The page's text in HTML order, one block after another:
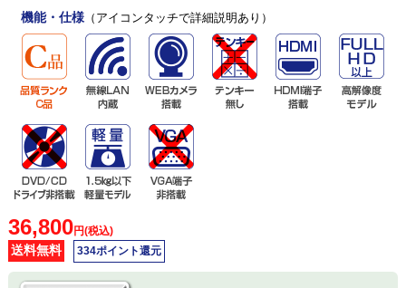
機能・仕様（アイコンタッチで詳細説明あり）
36,800円(税込)
送料無料 334ポイント還元